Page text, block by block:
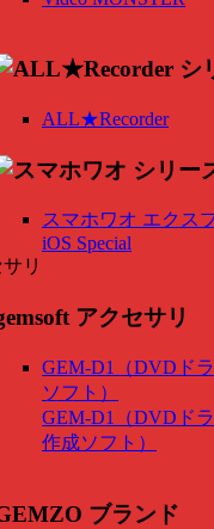
ALL★Recorder
スマホワオ エクス
iOS Special
リ
アクセサリ
GEM-D1（DVDド
ソフト）
GEM-D1（DVDド
作成ソフト）
ブランド